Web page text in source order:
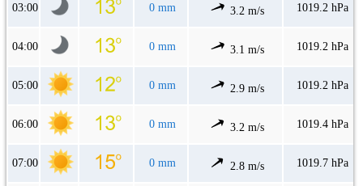
03:00 0 mm 3.2 m/s 1019.2 hPa
04:00 0 mm 3.1 m/s 1019.2 hPa
05:00 0 mm 2.9 m/s 1019.2 hPa
06:00 0 mm 3.2 m/s 1019.4 hPa
07:00 0 mm 2.8 m/s 1019.7 hPa